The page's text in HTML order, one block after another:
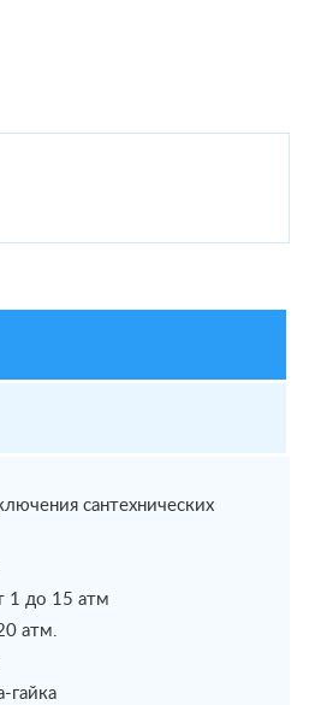
сантехнических
1 до 15 атм
атм.
гайка